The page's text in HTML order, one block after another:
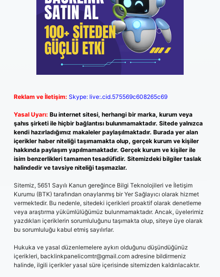
Reklam ve İletişim: Skype: live:.cid.575569c608265c69
Yasal Uyarı: Bu internet sitesi, herhangi bir marka, kurum veya
şahıs şirketi ile hiçbir bağlantısı bulunmamaktadır. Sitede yalnızca
kendi hazırladığımız makaleler paylaşılmaktadır. Burada yer alan
içerikler haber niteliği taşımamakta olup, gerçek kurum ve kişiler
hakkında paylaşım yapılmamaktadır. Gerçek kurum ve kişiler ile
isim benzerlikleri tamamen tesadüfidir. Sitemizdeki bilgiler taslak
halindedir ve tavsiye niteliği taşımazlar.
Sitemiz, 5651 Sayılı Kanun gereğince Bilgi Teknolojileri ve İletişim
Kurumu (BTK) tarafından onaylanmış bir Yer Sağlayıcı olarak hizmet
vermektedir. Bu nedenle, sitedeki içerikleri proaktif olarak denetleme
veya araştırma yükümlülüğümüz bulunmamaktadır. Ancak, üyelerimiz
yazdıkları içeriklerin sorumluluğunu taşımakta olup, siteye üye olarak
bu sorumluluğu kabul etmiş sayılırlar.
Hukuka ve yasal düzenlemelere aykırı olduğunu düşündüğünüz
içerikleri, backlinkpanelicomtr@gmail.com adresine bildirmeniz
halinde, ilgili içerikler yasal süre içerisinde sitemizden kaldırılacaktır.